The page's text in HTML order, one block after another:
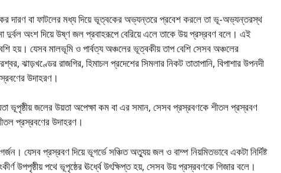
দারণ বা ফাটলের মধ্য দিয়ে ভূত্বকের অভ্যন্তরে প্রবেশ করলে তা ভূ-অভ্যন্তরস্থ
দুর্বল অংশ দিয়ে উষ্ণ জল প্রবাহরূপে বেরিয়ে এলে তাকে উয় প্রস্রবণ বলে। এই
হয়। যেসব মালভূমি ও পার্বত্য অঞ্চলের ভূত্বকীয় তাপ বেশি সেসব অঞ্চলের
ঝাড়খণ্ডের রাজগির, হিমাচল প্রদেশের সিমলার নিকট তাতাপানি, বিপাশার উপনদী
উদাহরণ।
ভূপৃষ্ঠীয় জলের উয়তা অপেক্ষা কম বা এর সমান, সেসব প্রস্রবণকে শীতল প্রস্রবণ
প্রস্রবণের উদাহরণ।
যেসব প্রস্রবণ দিয়ে ভূগর্ভে সঞ্চিত অত্যুয় জল ও বাম্প নিয়মিতভাবে একটা নির্দিষ্ট
উপপৃষ্ঠীয় পথে ভূপৃষ্ঠের ঊর্ধ্বে উৎক্ষিপ্ত হয়, সেসব উয় প্রস্রবণকে গিজার বলে।